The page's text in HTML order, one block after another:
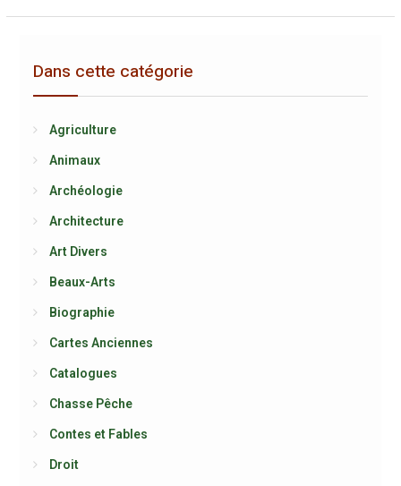
Dans cette catégorie
Agriculture
Animaux
Archéologie
Architecture
Art Divers
Beaux-Arts
Biographie
Cartes Anciennes
Catalogues
Chasse Pêche
Contes et Fables
Droit